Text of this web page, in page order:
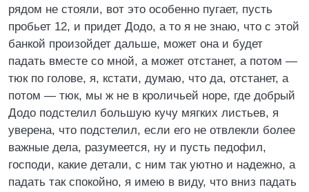
рядом не стояли, вот это особенно пугает, пусть
пробьет 12, и придет Додо, а то я не знаю, что с этой
банкой произойдет дальше, может она и будет
падать вместе со мной, а может отстанет, а потом —
тюк по голове, я, кстати, думаю, что да, отстанет, а
потом — тюк, мы ж не в кроличьей норе, где добрый
Додо подстелил большую кучу мягких листьев, я
уверена, что подстелил, если его не отвлекли более
важные дела, разумеется, ну и пусть педофил,
господи, какие детали, с ним так уютно и надежно, а
падать так спокойно, я имею в виду, что вниз падать